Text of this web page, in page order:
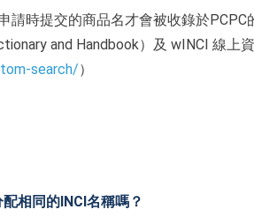
請時提交的商品名才會被收錄於PCPC
and Handbook）及 wINCI 線上
search/）
相同的INCI名稱嗎？